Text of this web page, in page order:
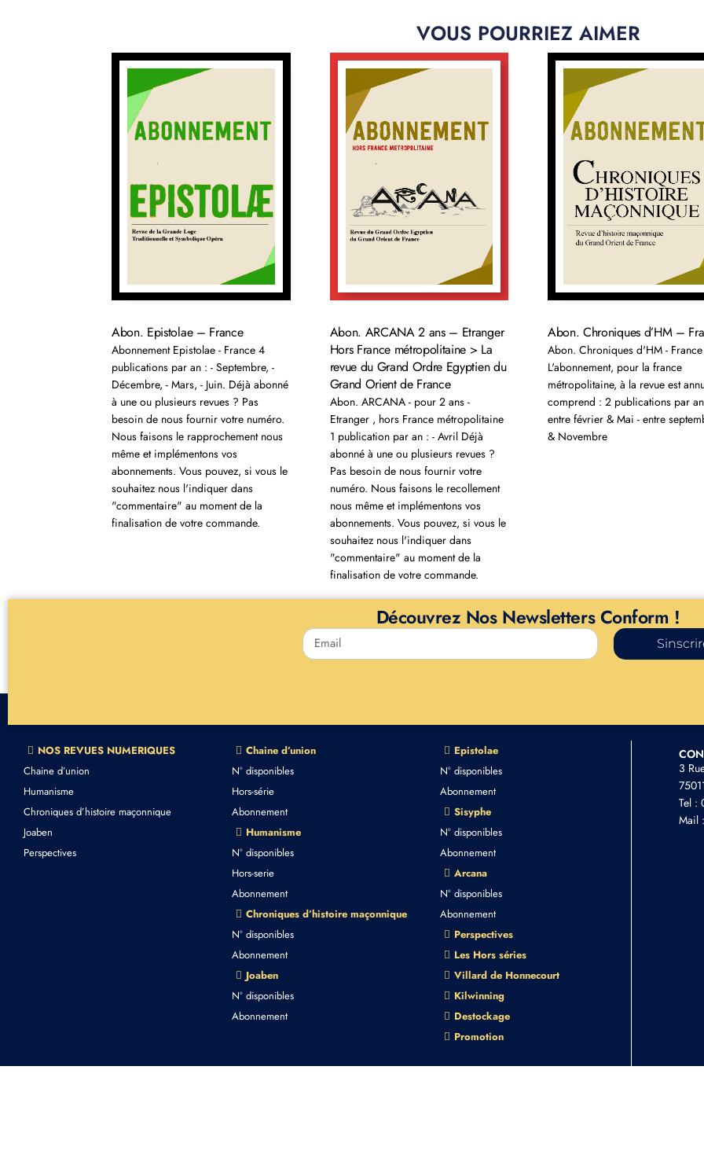
VOUS POURRIEZ AIMER
Abon. Epistolae – France
Abonnement Epistolae - France 4
publications par an : - Septembre, -
Décembre, - Mars, - Juin. Déjà abonné
à une ou plusieurs revues ? Pas
besoin de nous fournir votre numéro.
Nous faisons le rapprochement nous
même et implémentons vos
abonnements. Vous pouvez, si vous le
souhaitez nous l'indiquer dans
"commentaire" au moment de la
finalisation de votre commande.
Abon. ARCANA 2 ans – Etranger
Hors France métropolitaine > La
revue du Grand Ordre Egyptien du
Grand Orient de France
Abon. ARCANA - pour 2 ans -
Etranger , hors France métropolitaine
1 publication par an : - Avril Déjà
abonné à une ou plusieurs revues ?
Pas besoin de nous fournir votre
numéro. Nous faisons le recollement
nous même et implémentons vos
abonnements. Vous pouvez, si vous le
souhaitez nous l'indiquer dans
"commentaire" au moment de la
finalisation de votre commande.
Abon. Chroniques d’HM –
Abon. Chroniques d'HM - France
L'abonnement, pour la france
métropolitaine, à la revue est
comprend : 2 publications par
entre février & Mai - entre
& Novembre
Découvrez Nos Newsletters Conform !
NOS REVUES NUMERIQUES
Chaine d’union
Humanisme
Chroniques d’histoire maçonnique
Joaben
Perspectives
Chaine d’union
N° disponibles
Hors-série
Abonnement
Humanisme
N° disponibles
Hors-serie
Abonnement
Chroniques d’histoire maçonnique
N° disponibles
Abonnement
Joaben
N° disponibles
Abonnement
Epistolae
N° disponibles
Abonnement
Sisyphe
N° disponibles
Abonnement
Arcana
N° disponibles
Abonnement
Perspectives
Les Hors séries
Villard de Honnecourt
Kilwinning
Destockage
Promotion
3
Tel :
Mail